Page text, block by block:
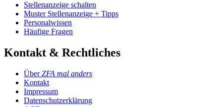
Stellenanzeige schalten
Muster Stellenanzeige + Tipps
Personalwissen
Häufige Fragen
Kontakt & Rechtliches
ÜberZFA mal anders
Kontakt
Impressum
Datenschutzerklärung